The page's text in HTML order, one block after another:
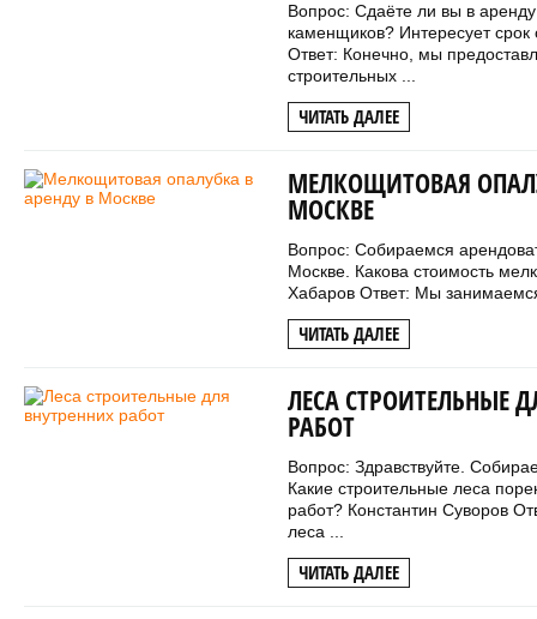
Вопрос: Сдаёте ли вы в
каменщиков? Интересует
Ответ: Конечно, мы
строительных ...
ЧИТАТЬ ДАЛЕЕ
МЕЛКОЩИТОВАЯ
МОСКВЕ
Вопрос: Собираемся
Москве. Какова стоимость
Хабаров Ответ: Мы
ЧИТАТЬ ДАЛЕЕ
ЛЕСА СТРОИТЕЛЬНЫЕ
РАБОТ
Вопрос: Здравствуйте.
Какие строительные леса
работ? Константин Суворов
леса ...
ЧИТАТЬ ДАЛЕЕ